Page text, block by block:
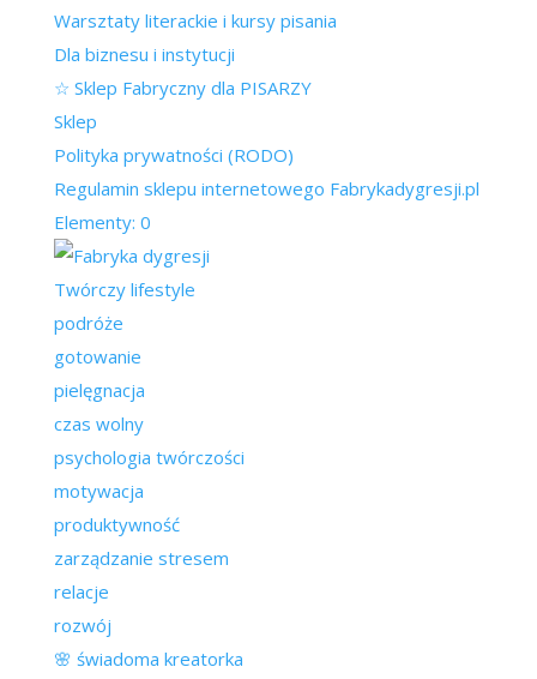
Warsztaty literackie i kursy pisania
Dla biznesu i instytucji
☆ Sklep Fabryczny dla PISARZY
Sklep
Polityka prywatności (RODO)
Regulamin sklepu internetowego Fabrykadygresji.pl
Elementy: 0
Twórczy lifestyle
podróże
gotowanie
pielęgnacja
czas wolny
psychologia twórczości
motywacja
produktywność
zarządzanie stresem
relacje
rozwój
🌸 świadoma kreatorka